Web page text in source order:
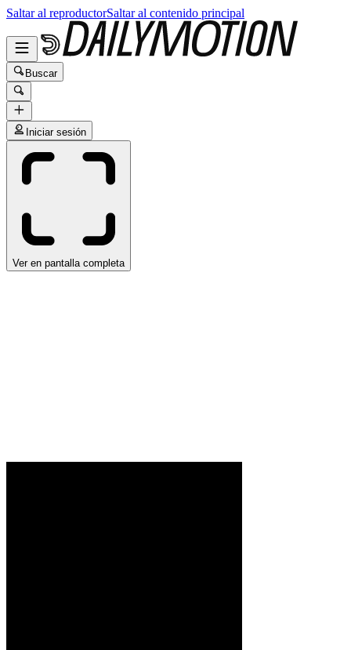
Saltar al reproductorSaltar al contenido principal
Buscar
Iniciar sesión
Ver en pantalla completa